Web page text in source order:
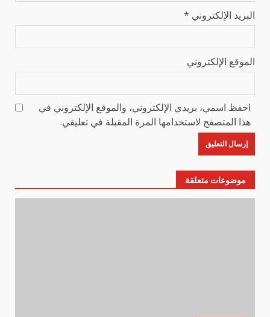
البريد الإلكتروني *
الموقع الإلكتروني
احفظ اسمي، بريدي الإلكتروني، والموقع الإلكتروني في
هذا المتصفح لاستخدامها المرة المقبلة في تعليقي.
موضوعات متعلقة